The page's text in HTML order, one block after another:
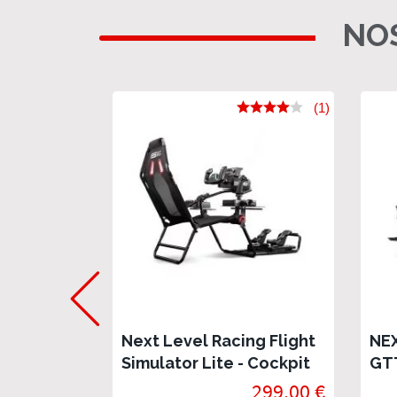
Next Level Racing Flight
Simulator Lite - Cockpit
(1)